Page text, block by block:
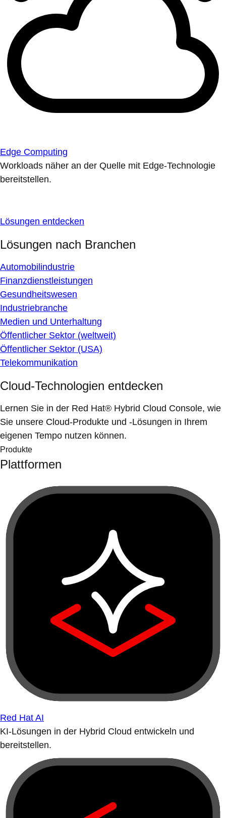
Edge Computing
Workloads näher an der Quelle mit Edge-Technologie
bereitstellen.
Lösungen entdecken
Lösungen nach Branchen
Automobilindustrie
Finanzdienstleistungen
Gesundheitswesen
Industriebranche
Medien und Unterhaltung
Öffentlicher Sektor (weltweit)
Öffentlicher Sektor (USA)
Telekommunikation
Cloud-Technologien entdecken
Lernen Sie in der Red Hat® Hybrid Cloud Console, wie
Sie unsere Cloud-Produkte und -Lösungen in Ihrem
eigenen Tempo nutzen können.
Produkte
Plattformen
Red Hat AI
KI-Lösungen in der Hybrid Cloud entwickeln und
bereitstellen.